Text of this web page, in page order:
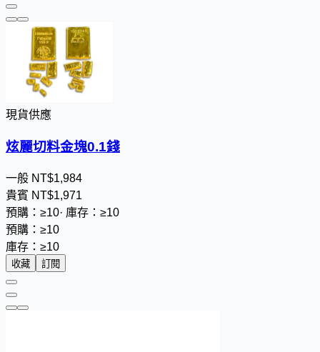
現貨供應
炫麗切料金塊0.1錢
一般 NT$1,984
貴賓 NT$1,971
預購：≥10· 庫存：≥10
預購：≥10
庫存：≥10
收藏 訂閱